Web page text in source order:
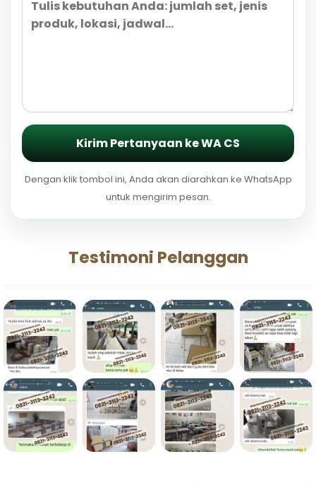
Kirim Pertanyaan ke WA CS
Dengan klik tombol ini, Anda akan diarahkan ke WhatsApp
untuk mengirim pesan.
Testimoni Pelanggan